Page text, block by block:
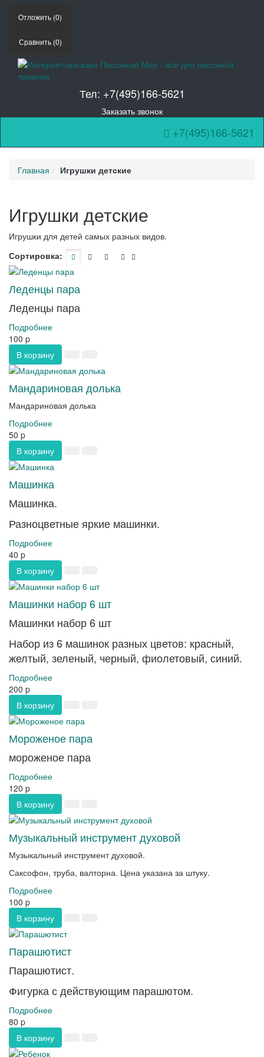
Отложить (0)
Сравнить (0)
Тел: +7(495)166-5621
Заказать звонок
+7(495)166-5621
Toggle Navigation
Главная Игрушки детские
Игрушки детские
Игрушки для детей самых разных видов.
Сортировка:
Леденцы пара
Леденцы пара
Подробнее
100 p
В корзину
Мандариновая долька
Мандариновая долька
Подробнее
50 p
В корзину
Машинка
Машинка.
Разноцветные яркие машинки.
Подробнее
40 p
В корзину
Машинки набор 6 шт
Машинки набор 6 шт
Набор из 6 машинок разных цветов: красный,
желтый, зеленый, черный, фиолетовый, синий.
Подробнее
200 p
В корзину
Мороженое пара
мороженое пара
Подробнее
120 p
В корзину
Музыкальный инструмент духовой
Музыкальный инструмент духовой.
Саксофон, труба, валторна. Цена указана за штуку.
Подробнее
100 p
В корзину
Парашютист
Парашютист.
Фигурка с действующим парашютом.
Подробнее
80 p
В корзину